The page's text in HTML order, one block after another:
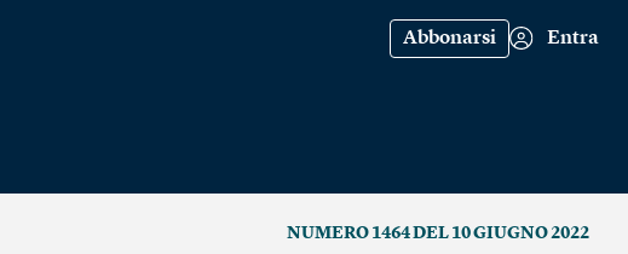
Abbonarsi Entra
NUMERO 1464 DEL 10 GIUGNO 2022